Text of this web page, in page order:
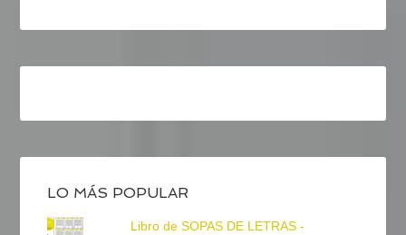
LO MÁS POPULAR
Libro de SOPAS DE LETRAS -